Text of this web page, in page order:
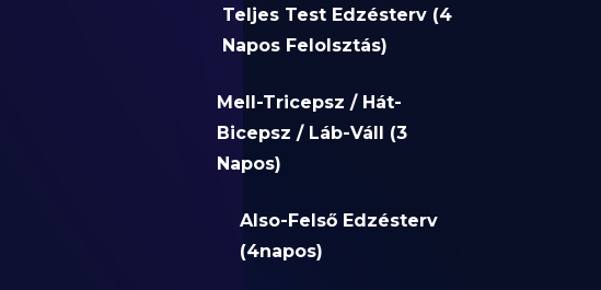
Teljes Test Edzésterv (4
Napos Felolsztás)
Mell-Tricepsz / Hát-
Bicepsz / Láb-Váll (3
Napos)
Also-Felső Edzésterv
(4napos)